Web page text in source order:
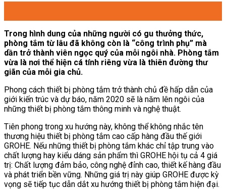
Trong hình dung của những người có gu thưởng thức,
phòng tắm từ lâu đã không còn là “công trình phụ” mà
dần trở thành viên ngọc quý của mỗi ngôi nhà. Phòng tắm
vừa là nơi thể hiện cá tính riêng vừa là thiên đường thư
giãn của mỗi gia chủ.
Phong cách thiết bị phòng tắm trở thành chủ đề hấp dẫn của
giới kiến trúc và dự báo, năm 2020 sẽ là năm lên ngôi của
những thiết bị phòng tắm thông minh và nghệ thuật.
Tiên phong trong xu hướng này, không thể không nhắc tên
thương hiệu thiết bị phòng tắm cao cấp hàng đầu thế giới
GROHE. Nếu những thiết bị phòng tắm khác chỉ tập trung vào
chất lượng hay kiểu dáng sản phẩm thì GROHE hội tụ cả 4 giá
trị: Chất lượng đảm bảo, công nghệ đỉnh cao, thiết kế hàng đầu
và phát triển bền vững. Những giá trị này giúp GROHE được kỳ
vọng sẽ tiếp tục dẫn dắt xu hướng thiết bị phòng tắm hiện đại.